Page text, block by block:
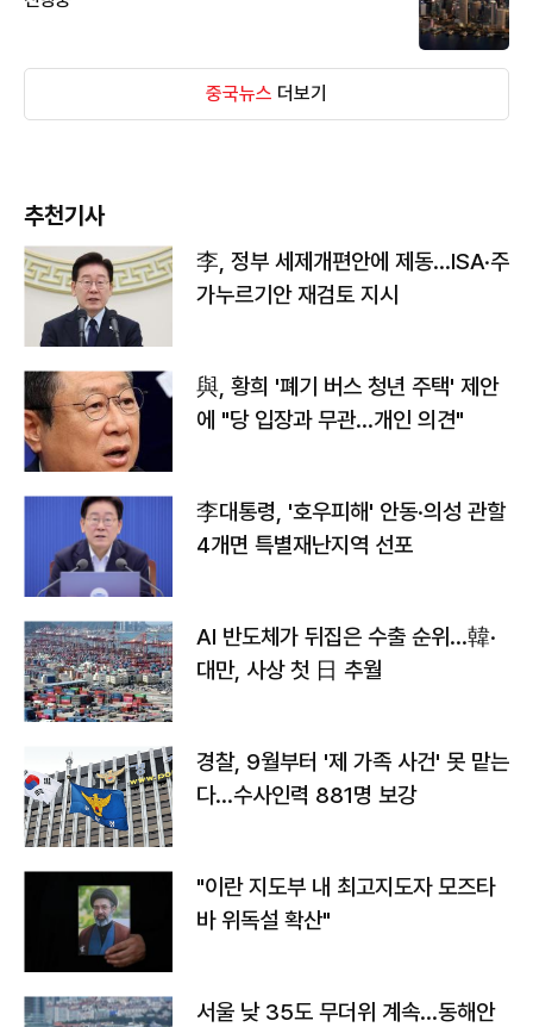
중국뉴스 더보기
추천기사
李, 정부 세제개편안에 제동…ISA·주
가누르기안 재검토 지시
與, 황희 '폐기 버스 청년 주택' 제안
에 "당 입장과 무관…개인 의견"
李대통령, '호우피해' 안동·의성 관할
4개면 특별재난지역 선포
AI 반도체가 뒤집은 수출 순위…韓·
대만, 사상 첫 日 추월
경찰, 9월부터 '제 가족 사건' 못 맡는
다…수사인력 881명 보강
"이란 지도부 내 최고지도자 모즈타
바 위독설 확산"
서울 낮 35도 무더위 계속…동해안